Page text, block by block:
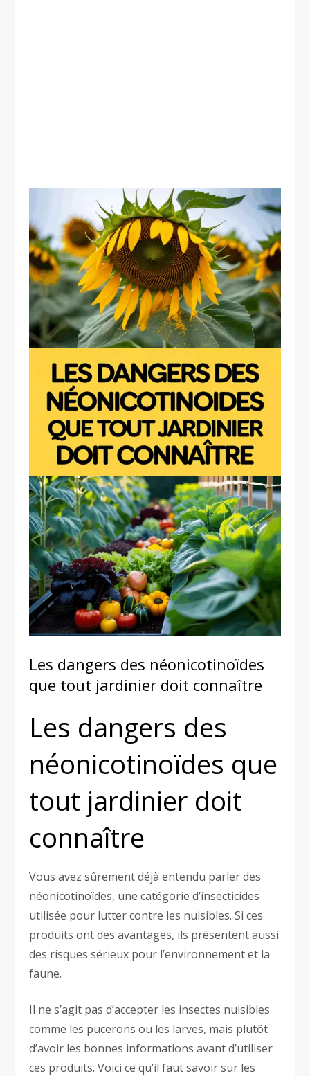
Les dangers des néonicotinoïdes
que tout jardinier doit connaître
Les dangers des
néonicotinoïdes que
tout jardinier doit
connaître
Vous avez sûrement déjà entendu parler des
néonicotinoïdes, une catégorie d’insecticides
utilisée pour lutter contre les nuisibles. Si ces
produits ont des avantages, ils présentent aussi
des risques sérieux pour l’environnement et la
faune.
Il ne s’agit pas d’accepter les insectes nuisibles
comme les pucerons ou les larves, mais plutôt
d’avoir les bonnes informations avant d’utiliser
ces produits. Voici ce qu’il faut savoir sur les